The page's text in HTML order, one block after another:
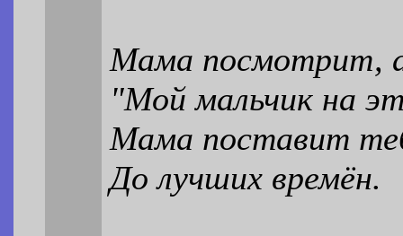
Мама посмотрит,
"Мой мальчик на
Мама поставит
До лучших времён.